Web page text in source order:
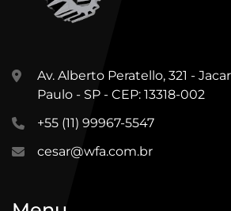
Av. Alberto Peratello, 321 -
Paulo - SP - CEP: 13318-002
+55 (11) 99967-5547
cesar@wfa.com.br